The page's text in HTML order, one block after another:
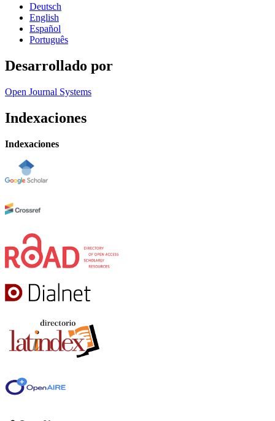
Deutsch
English
Español
Português
Desarrollado por
Open Journal Systems
Indexaciones
Indexaciones